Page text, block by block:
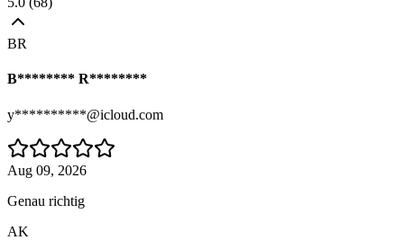
BR
B******** R********
y**********@icloud.com
Aug 09, 2026
Genau richtig
AK